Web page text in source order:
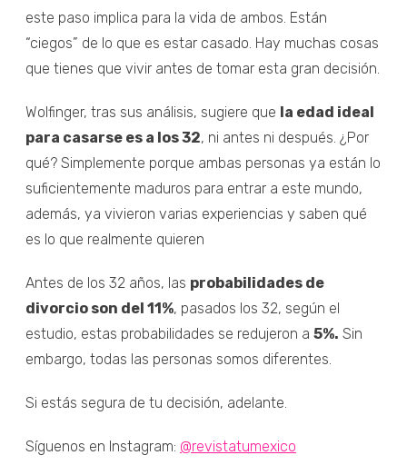
este paso implica para la vida de ambos. Están
“ciegos” de lo que es estar casado. Hay muchas cosas
que tienes que vivir antes de tomar esta gran decisión.
Wolfinger, tras sus análisis, sugiere que la edad ideal
para casarse es a los 32, ni antes ni después. ¿Por
qué? Simplemente porque ambas personas ya están lo
suficientemente maduros para entrar a este mundo,
además, ya vivieron varias experiencias y saben qué
es lo que realmente quieren
Antes de los 32 años, las probabilidades de
divorcio son del 11%, pasados los 32, según el
estudio, estas probabilidades se redujeron a 5%. Sin
embargo, todas las personas somos diferentes.
Si estás segura de tu decisión, adelante.
Síguenos en Instagram: @revistatumexico